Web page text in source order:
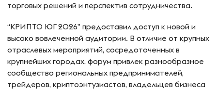
торговых решений и перспектив сотрудничества.
“КРИПТО ЮГ 2026” предоставил доступ к новой и
высоко вовлеченной аудитории. В отличие от крупных
отраслевых мероприятий, сосредоточенных в
крупнейших городах, форум привлек разнообразное
сообщество региональных предпринимателей,
трейдеров, криптоэнтузиастов, владельцев бизнеса